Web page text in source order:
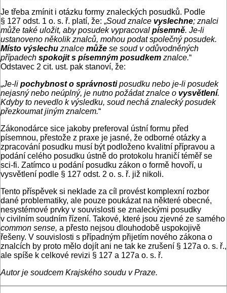
Je třeba zmínit i otázku formy znaleckých posudků. Podle
§ 127 odst. 1 o. s. ř. platí, že: „Soud znalce vyslechne; znalci
může také uložit, aby posudek vypracoval písemně. Je-li
ustanoveno několik znalců, mohou podat společný posudek.
Místo výslechu znalce může se soud v odůvodněných
případech spokojit s písemným posudkem znalce.“
Odstavec 2 cit. ust. pak stanoví, že:
„Je-li pochybnost o správnostiposudku nebo je-li posudek
nejasný nebo neúplný, je nutno požádat znalce o vysvětlení.
Kdyby to nevedlo k výsledku, soud nechá znalecký posudek
přezkoumat jiným znalcem.“
Zákonodárce sice jakoby preferoval ústní formu před
písemnou, přestože z praxe je jasné, že odborné otázky a
zpracování posudku musí být podloženo kvalitní přípravou a
podání celého posudku ústně do protokolu hraničí téměř se
sci-fi. Zatímco u podání posudku zákon o formě hovoří, u
vysvětlení podle § 127 odst. 2 o. s. ř. již nikoli.
Tento příspěvek si neklade za cíl provést komplexní rozbor
dané problematiky, ale pouze poukázat na některé obecné,
nesystémové prvky v souvislosti se znaleckými posudky
v civilním soudním řízení. Takové, které jsou zjevné ze samého
common sense, a přesto nejsou dlouhodobě uspokojivě
řešeny. V souvislosti s případným přijetím nového zákona o
znalcích by proto mělo dojít ani ne tak ke zrušení § 127a o. s. ř.,
ale spíše k celkové revizi § 127 a 127a o. s. ř.
Autor je soudcem Krajského soudu v Praze.